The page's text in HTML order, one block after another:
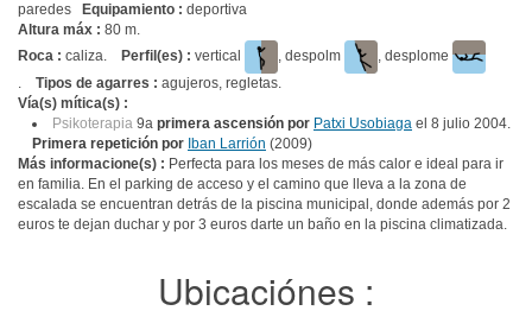
paredes
Equipamiento : deportiva
Altura máx : 80 m.
Roca : caliza. Perfil(es) : vertical , despolm
, desplome
. Tipos de agarres : agujeros, regletas.
Vía(s) mítica(s) :
Psikoterapia 9a primera ascensión por Patxi Usobiaga el 8 julio 2004.
Primera repetición por Iban Larrión (2009)
Más informacione(s) : Perfecta para los meses de más calor e ideal para ir
en familia. En el parking de acceso y el camino que lleva a la zona de
escalada se encuentran detrás de la piscina municipal, donde además por 2
euros te dejan duchar y por 3 euros darte un baño en la piscina climatizada.
Ubicaciónes :